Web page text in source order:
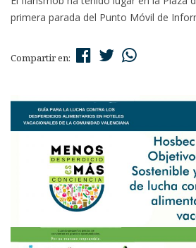
primera parada del Punto Móvil de
Compartir en: